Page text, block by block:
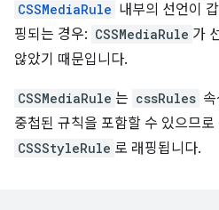
CSSMediaRule 내부의 선언이 갑
핑되는 경우: CSSMediaRule 가
않았기 때문입니다.
CSSMediaRule 는 cssRules
중첩된 규칙을 포함할 수 있으므
CSSStyleRule 로 래핑됩니다.